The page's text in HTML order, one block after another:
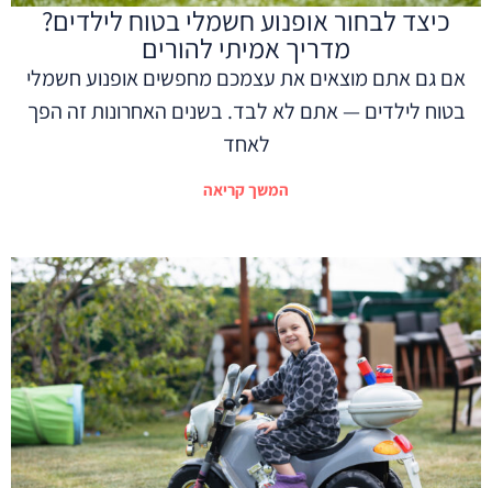
כיצד לבחור אופנוע חשמלי בטוח לילדים?
מדריך אמיתי להורים
אם גם אתם מוצאים את עצמכם מחפשים אופנוע חשמלי
בטוח לילדים — אתם לא לבד. בשנים האחרונות זה הפך
לאחד
המשך קריאה